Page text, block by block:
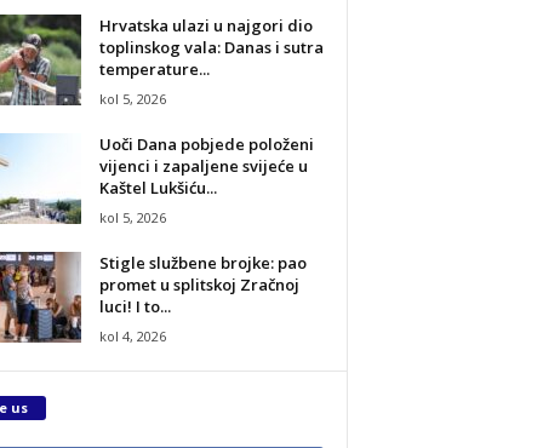
Hrvatska ulazi u najgori dio
toplinskog vala: Danas i sutra
temperature...
kol 5, 2026
Uoči Dana pobjede položeni
vijenci i zapaljene svijeće u
Kaštel Lukšiću...
kol 5, 2026
Stigle službene brojke: pao
promet u splitskoj Zračnoj
luci! I to...
kol 4, 2026
us